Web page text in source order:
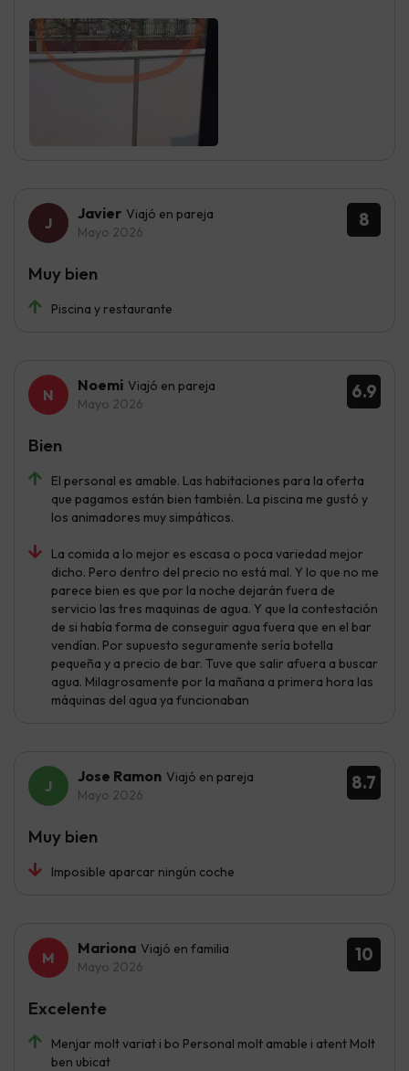
8
Javier Viajó en pareja
Mayo 2026
Piscina y restaurante
Muy bien
6.9
Noemi Viajó en pareja
Mayo 2026
El personal es amable. Las habitaciones para la oferta
que pagamos están bien también. La piscina me gustó y
los animadores muy simpáticos.
La comida a lo mejor es escasa o poca variedad mejor
dicho. Pero dentro del precio no está mal. Y lo que no me
parece bien es que por la noche dejarán fuera de
servicio las tres maquinas de agua. Y que la contestación
de si había forma de conseguir agua fuera que en el bar
vendían. Por supuesto seguramente sería botella
pequeña y a precio de bar. Tuve que salir afuera a buscar
agua. Milagrosamente por la mañana a primera hora las
máquinas del agua ya funcionaban
Bien
8.7
Jose Ramon Viajó en pareja
Mayo 2026
Imposible aparcar ningún coche
Muy bien
10
Mariona Viajó en familia
Mayo 2026
Menjar molt variat i bo Personal molt amable i atent Molt
ben ubicat
Excelente